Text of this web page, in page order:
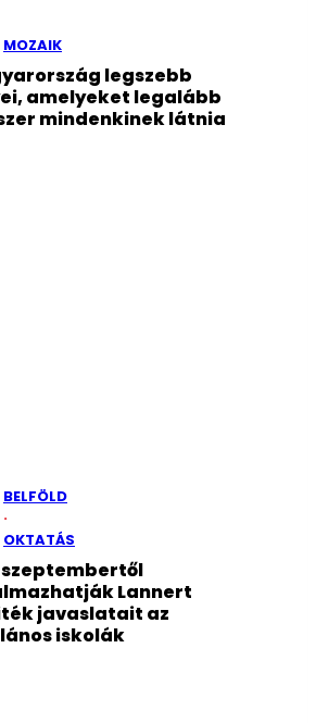
MOZAIK
legszebb
amelyeket legalább
mindenkinek látnia
BELFÖLD
·
OKTATÁS
Lannert
javaslatait az
iskolák